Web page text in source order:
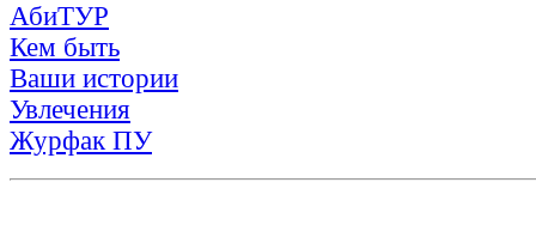
АбиТУР
Кем быть
Ваши истории
Увлечения
Журфак ПУ